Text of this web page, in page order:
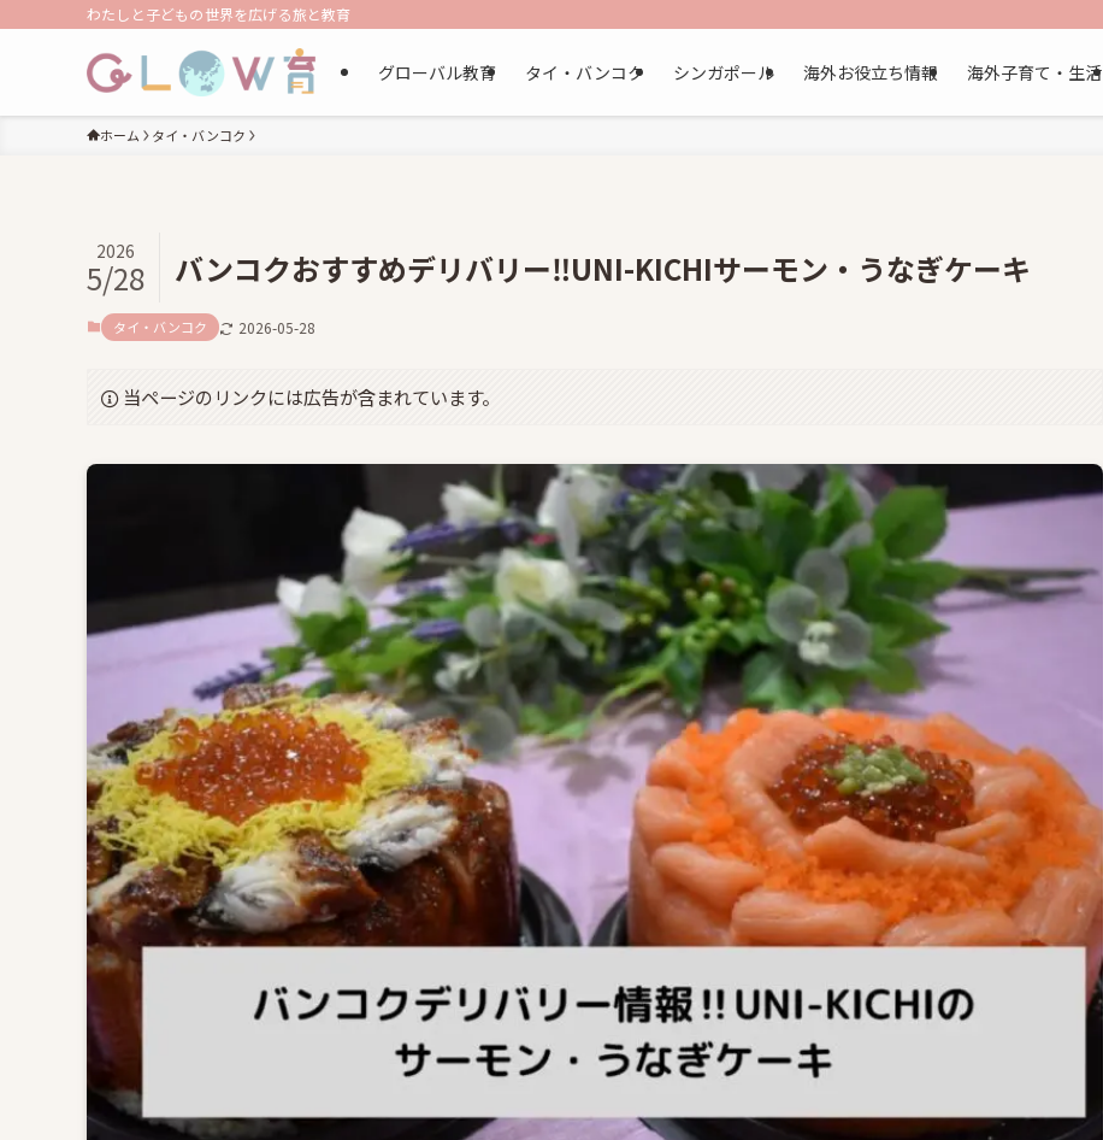
わたしと子どもの世界を広げる旅と教育
グローバル教育 タイ・バンコク シンガポール 海外お役立ち情報 海外子育て・生活
ホーム タイ・バンコク
バンコクおすすめデリバリー‼UNI-KICHIサーモン・うなぎケーキ
2026
5/28
タイ・バンコク 2026-05-28
当ページのリンクには広告が含まれています。